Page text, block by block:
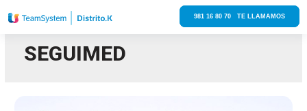
981 16 80 70 TE LLAMAMOS
SEGUIMED